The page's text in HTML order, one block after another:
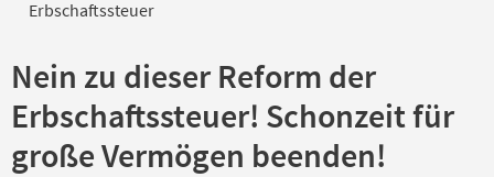
Erbschaftssteuer
Nein zu dieser Reform der
Erbschaftssteuer! Schonzeit für
große Vermögen beenden!